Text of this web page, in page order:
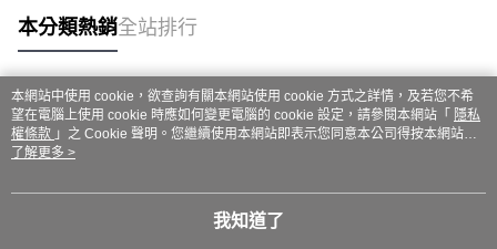
本分類熱銷全站排行
熱門標籤
本網站中使用 cookie，欲查詢有關本網站使用 cookie 方式之詳情，及若您不希
望在電腦上使用 cookie 時應如何變更電腦的 cookie 設定，請參閱本網站「 隱私
權條款 」之 Cookie 聲明。您繼續使用本網站即表示您同意本公司得按本網站使
用條款之 Cookie 聲明使用 cookie。
了解更多 >
我知道了